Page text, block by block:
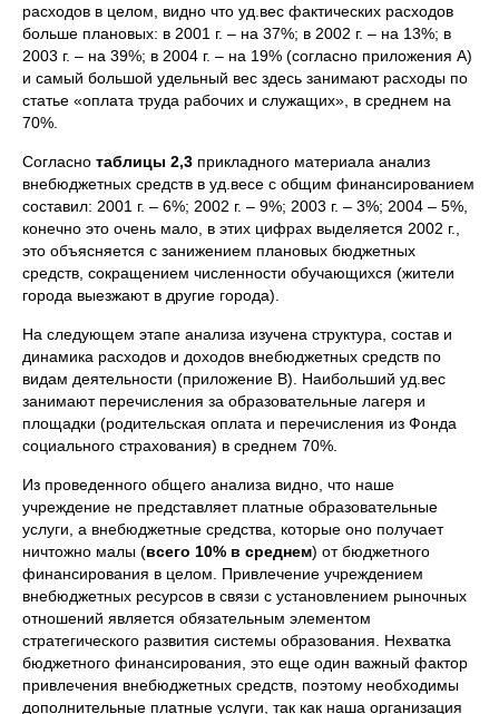
расходов в целом, видно что уд.вес фактических расходов
больше плановых: в 2001 г. – на 37%; в 2002 г. – на 13%; в
2003 г. – на 39%; в 2004 г. – на 19% (согласно приложения А)
и самый большой удельный вес здесь занимают расходы по
статье «оплата труда рабочих и служащих», в среднем на
70%.
Согласно таблицы 2,3 прикладного материала анализ
внебюджетных средств в уд.весе с общим финансированием
составил: 2001 г. – 6%; 2002 г. – 9%; 2003 г. – 3%; 2004 – 5%,
конечно это очень мало, в этих цифрах выделяется 2002 г.,
это объясняется с занижением плановых бюджетных
средств, сокращением численности обучающихся (жители
города выезжают в другие города).
На следующем этапе анализа изучена структура, состав и
динамика расходов и доходов внебюджетных средств по
видам деятельности (приложение В). Наибольший уд.вес
занимают перечисления за образовательные лагеря и
площадки (родительская оплата и перечисления из Фонда
социального страхования) в среднем 70%.
Из проведенного общего анализа видно, что наше
учреждение не представляет платные образовательные
услуги, а внебюджетные средства, которые оно получает
ничтожно малы (всего 10% в среднем) от бюджетного
финансирования в целом. Привлечение учреждением
внебюджетных ресурсов в связи с установлением рыночных
отношений является обязательным элементом
стратегического развития системы образования. Нехватка
бюджетного финансирования, это еще один важный фактор
привлечения внебюджетных средств, поэтому необходимы
дополнительные платные услуги, так как наша организация